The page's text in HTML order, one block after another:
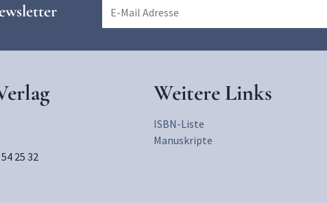
25 32
Weitere Links
ISBN-Liste
Manuskripte